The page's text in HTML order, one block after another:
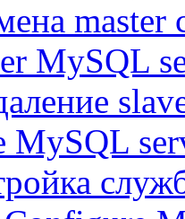
master
MySQL
MySQL